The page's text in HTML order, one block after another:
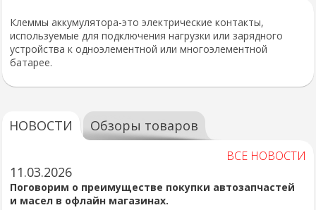
Клеммы аккумулятора-это электрические контакты,
используемые для подключения нагрузки или зарядного
устройства к одноэлементной или многоэлементной
батарее.
НОВОСТИ Обзоры товаров
ВСЕ НОВОСТИ
11.03.2026
Поговорим о преимуществе покупки автозапчастей
и масел в офлайн магазинах.